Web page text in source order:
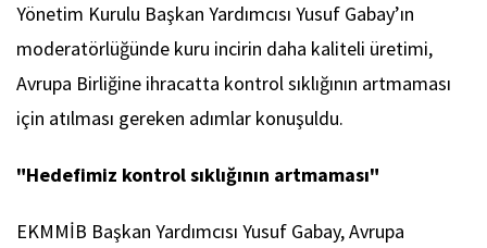
Yönetim Kurulu Başkan Yardımcısı Yusuf Gabay’ın
moderatörlüğünde kuru incirin daha kaliteli üretimi,
Avrupa Birliğine ihracatta kontrol sıklığının artmaması
için atılması gereken adımlar konuşuldu.
"Hedefimiz kontrol sıklığının artmaması"
EKMMİB Başkan Yardımcısı Yusuf Gabay, Avrupa